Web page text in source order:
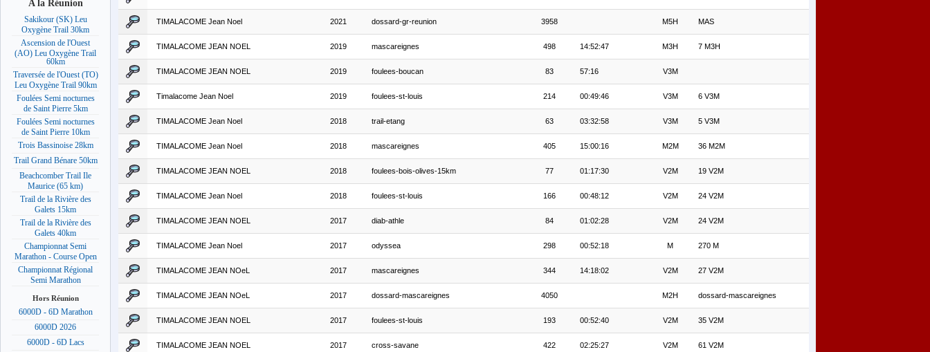
A la Réunion
Sakikour (SK) Leu
Oxygène Trail 30km
Ascension de l'Ouest
(AO) Leu Oxygène Trail
60km
Traversée de l'Ouest (TO)
Leu Oxygène Trail 90km
Foulées Semi nocturnes
de Saint Pierre 5km
Foulées Semi nocturnes
de Saint Pierre 10km
Trois Bassinoise 28km
Trail Grand Bénare 50km
Beachcomber Trail Ile
Maurice (65 km)
Trail de la Rivière des
Galets 15km
Trail de la Rivière des
Galets 40km
Championnat Semi
Marathon - Course Open
Championnat Régional
Semi Marathon
Hors Réunion
6000D - 6D Marathon
6000D 2026
6000D - 6D Lacs
TIMALACOME Jean Noel 2021 dossard-gr-reunion 3958 M5H MAS
TIMALACOME JEAN NOEL 2019 mascareignes 498 14:52:47 M3H 7 M3H
TIMALACOME JEAN NOEL 2019 foulees-boucan 83 57:16 V3M
Timalacome Jean Noel 2019 foulees-st-louis 214 00:49:46 V3M 6 V3M
TIMALACOME Jean Noel 2018 trail-etang 63 03:32:58 V3M 5 V3M
TIMALACOME Jean Noel 2018 mascareignes 405 15:00:16 M2M 36 M2M
TIMALACOME JEAN NOEL 2018 foulees-bois-olives-15km 77 01:17:30 V2M 19 V2M
TIMALACOME Jean Noel 2018 foulees-st-louis 166 00:48:12 V2M 24 V2M
TIMALACOME JEAN NOEL 2017 diab-athle 84 01:02:28 V2M 24 V2M
TIMALACOME Jean Noel 2017 odyssea 298 00:52:18 M 270 M
TIMALACOME JEAN NOeL 2017 mascareignes 344 14:18:02 V2M 27 V2M
TIMALACOME JEAN NOeL 2017 dossard-mascareignes 4050 M2H dossard-mascareignes
TIMALACOME JEAN NOEL 2017 foulees-st-louis 193 00:52:40 V2M 35 V2M
TIMALACOME JEAN NOEL 2017 cross-savane 422 02:25:27 V2M 61 V2M